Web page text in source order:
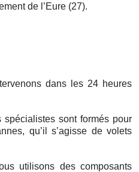
de l’Eure (27).
dans les 24 heures
spécialistes sont formés pour
qu’il s’agisse de volets
utilisons des composants